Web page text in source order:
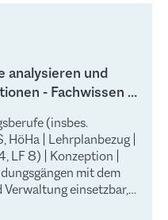
analysieren und
- Fachwissen -
Rechnungswesen
(insbes.
|
|
mit dem
einsetzbar,